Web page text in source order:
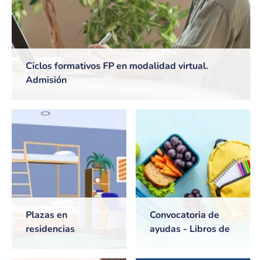
Ciclos formativos FP en modalidad virtual.
Admisión
Plazas en
residencias
Castilla-La Mancha
Convocatoria de
ayudas - Libros de
escolares. Curso